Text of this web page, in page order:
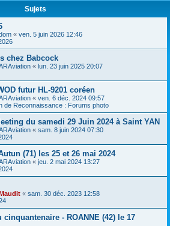
Sujets
« ven. 5 juin 2026 12:46
chez Babcock
« lun. 23 juin 2025 20:07
futur HL-9201 coréen
« ven. 6 déc. 2024 09:57
de Reconnaissance : Forums photo
du samedi 29 Juin 2024 à Saint YAN
« sam. 8 juin 2024 07:30
(71) les 25 et 26 mai 2024
« jeu. 2 mai 2024 13:27
« sam. 30 déc. 2023 12:58
- ROANNE (42) le 17